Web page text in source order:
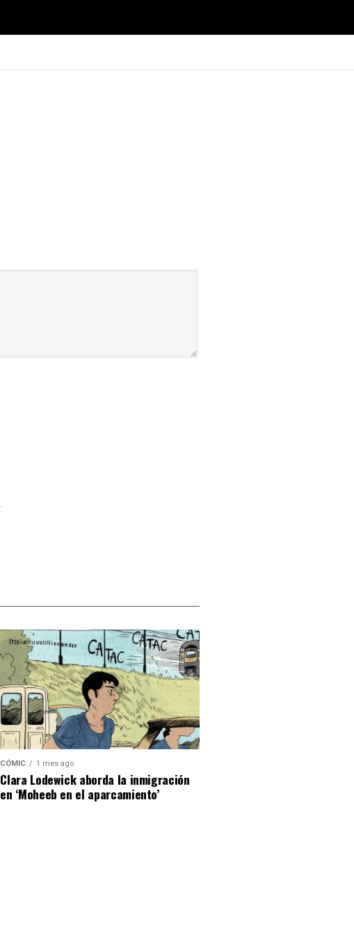
CÓMIC 1 mes ago
Clara Lodewick aborda la inmigración
en ‘Moheeb en el aparcamiento’